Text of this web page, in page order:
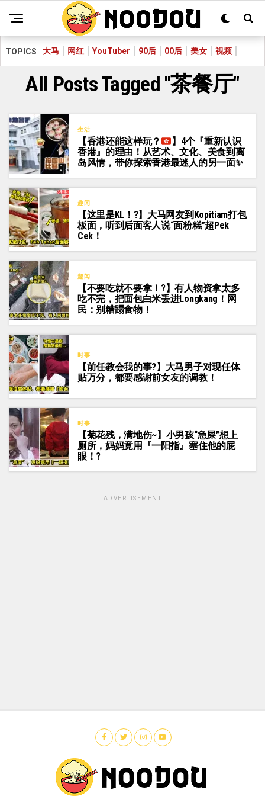
TOPICS 大马 网红 YouTuber 90后 00后 美女 视频
All Posts Tagged "茶餐厅"
生活
【香港还能这样玩？
】4个『重新认识
香港』的理由！从艺术、文化、美食到离
岛风情，带你探索香港最迷人的另一面✨
趣闻
【这里是KL！?】大马网友到Kopitiam打包
板面，听到后面客人说“面粉糕”超Pek
Cek！
趣闻
【不要吃就不要拿！?】有人物资拿太多
吃不完，把面包白米丢进Longkang！网
民：别糟蹋食物！
时事
【前任教会我的事?】大马男子对现任体
贴万分，都要感谢前女友的调教！
时事
【菊花残，满地伤~】小男孩“急屎”想上
厕所，妈妈竟用『一阳指』塞住他的屁
眼！?
ADVERTISEMENT